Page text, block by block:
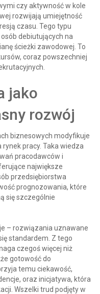
czy aktywność w kole
rozwijają umiejętność
czasu. Tego typu
debiutujących na
ścieżki zawodowej. To
coraz powszechniej
jako
rozwój
biznesowych modyfikuje
rynek pracy. Taka wiedza
pracodawców i
największe
przedsiębiorstwa
prognozowania, które
się szczególnie
– rozwiązania uznawane
standardem. Z tego
czegoś więcej niż
gotowość do
temu ciekawość,
oraz inicjatywa, która
Wszelki trud podjęty w